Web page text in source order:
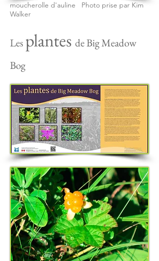
moucherolle d'auline Photo prise par Kim
Walker
Les plantes de Big Meadow
Bog